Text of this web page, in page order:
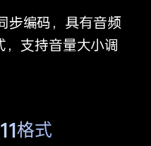
步编码，具有音频
，支持音量大小调
格式